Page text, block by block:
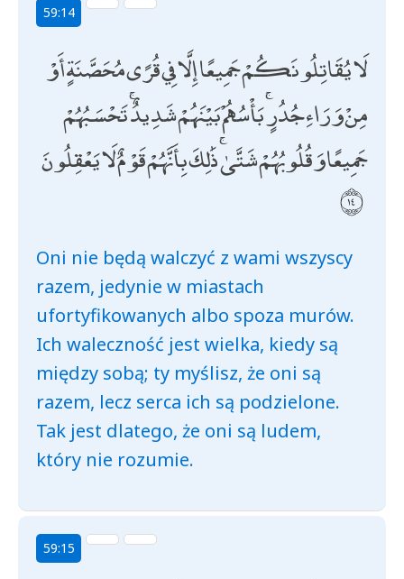
59:14
لَا يُقَاتِلُونَكُمْ جَمِيعًا إِلَّا فِي قُرًى مُحَصَّنَةٍ أَوْ
مِنْ وَرَاءِ جُدُرٍ ۚ بَأْسُهُمْ بَيْنَهُمْ شَدِيدٌ ۚ تَحْسَبُهُمْ
جَمِيعًا وَقُلُوبُهُمْ شَتَّىٰ ۚ ذَٰلِكَ بِأَنَّهُمْ قَوْمٌ لَا يَعْقِلُونَ
Oni nie będą walczyć z wami wszyscy
razem, jedynie w miastach
ufortyfikowanych albo spoza murów.
Ich waleczność jest wielka, kiedy są
między sobą; ty myślisz, że oni są
razem, lecz serca ich są podzielone.
Tak jest dlatego, że oni są ludem,
który nie rozumie.
59:15